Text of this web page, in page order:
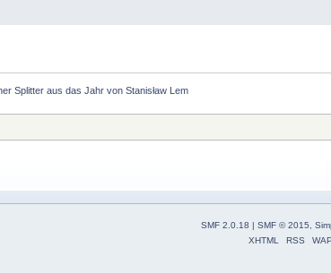
Splitter aus das Jahr von Stanisław Lem
SMF 2.0.18 | SMF © 2015,
XHTML
RSS